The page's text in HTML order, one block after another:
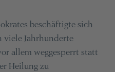
beschäftigte sich
viele Jahrhunderte
allem weggesperrt statt
Heilung zu